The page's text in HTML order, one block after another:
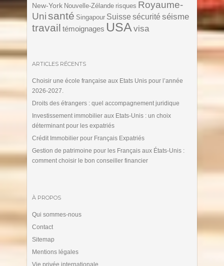
New-York Nouvelle-Zélande risques Royaume-
Unisanté Singapour Suisse sécurité séisme
travail témoignages USA visa
ARTICLES RÉCENTS
Choisir une école française aux Etats Unis pour l’année
2026-2027.
Droits des étrangers : quel accompagnement juridique
Investissement immobilier aux Etats-Unis : un choix
déterminant pour les expatriés
Crédit Immobilier pour Français Expatriés
Gestion de patrimoine pour les Français aux États-Unis :
comment choisir le bon conseiller financier
À PROPOS
Qui sommes-nous
Contact
Sitemap
Mentions légales
Vie privée internationale